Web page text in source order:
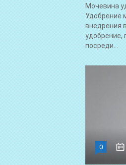
Мочевина
Удобрение
внедрения
удобрение,
посреди...
0